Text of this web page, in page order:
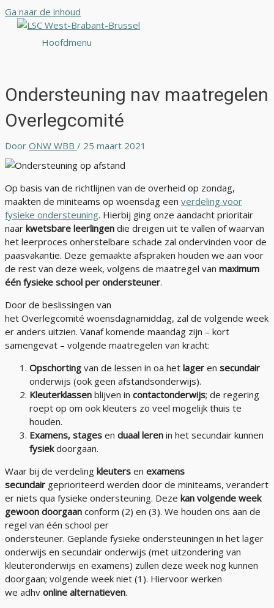
Ga naar de inhoud
Hoofdmenu
Ondersteuning nav maatregelen
Overlegcomité
Door ONW WBB / 25 maart 2021
Op basis van de richtlijnen van de overheid op zondag,
maakten de miniteams op woensdag een verdeling voor
fysieke ondersteuning. Hierbij ging onze aandacht prioritair
naar kwetsbare leerlingen die dreigen uit te vallen of waarvan
het leerproces onherstelbare schade zal ondervinden voor de
paasvakantie. Deze gemaakte afspraken houden we aan voor
de rest van deze week, volgens de maatregel van maximum
één fysieke school per ondersteuner.
Door de beslissingen van
het Overlegcomité woensdagnamiddag, zal de volgende week
er anders uitzien. Vanaf komende maandag zijn – kort
samengevat – volgende maatregelen van kracht:
Opschorting van de lessen in oa het lager en secundair
onderwijs (ook geen afstandsonderwijs).
Kleuterklassen blijven in contactonderwijs; de regering
roept op om ook kleuters zo veel mogelijk thuis te
houden.
Examens, stages en duaal leren in het secundair kunnen
fysiekdoorgaan.
Waar bij de verdeling kleuters en examens
secundair geprioriteerd werden door de miniteams, verandert
er niets qua fysieke ondersteuning. Deze kan volgende week
gewoon doorgaan conform (2) en (3). We houden ons aan de
regel van één school per
ondersteuner. Geplande fysieke ondersteuningen in het lager
onderwijs en secundair onderwijs (met uitzondering van
kleuteronderwijs en examens) zullen deze week nog kunnen
doorgaan; volgende week niet (1). Hiervoor werken
we adhv online alternatieven.